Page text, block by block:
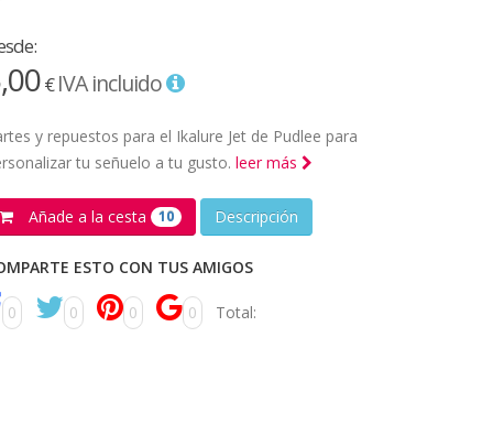
€IVA incluido
y repuestos para el Ikalure Jet de Pudlee para
tu señuelo a tu gusto. leer más
Añade a la cesta 10 Descripción
ESTO CON TUS AMIGOS
0 0 0 0 Total: